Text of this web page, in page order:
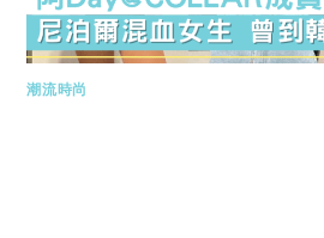
潮流時尚